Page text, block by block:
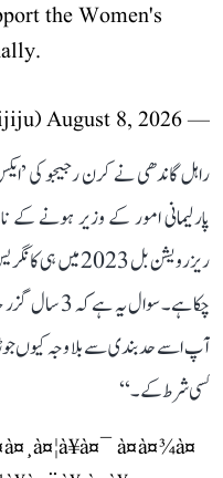
the Women's
— Kiren Rijiju (@KirenRijiju)
August 8, 2026
راہل گاندھی نے کرن رجیجو کی
پارلیمانی امور کے وزیر ہونے کے
ریزرویشن بل
چکا ہے۔
کسی شرط کے۔‘‘
à¤à¤¾à¤